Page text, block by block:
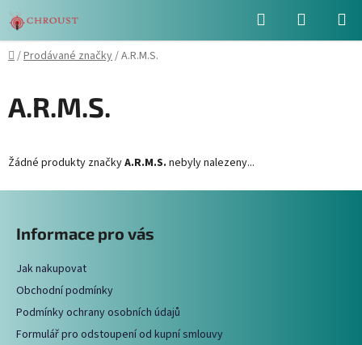
na
obsah
Hledat
KOŠÍK
Domů
/Prodávané značky/A.R.M.S.
A.R.M.S.
Žádné produkty značkyA.R.M.S. nebyly nalezeny...
Informace pro vás
Jak nakupovat
Obchodní podmínky
Podmínky ochrany osobních údajů
Formulář pro odstoupení od kupní smlouvy